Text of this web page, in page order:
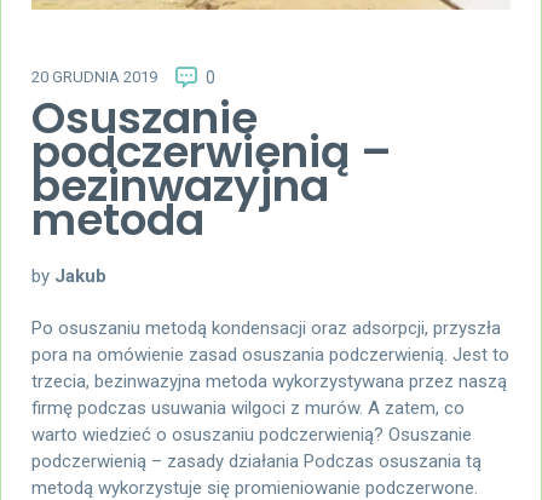
20 GRUDNIA 2019 0
Osuszanie
podczerwienią –
bezinwazyjna
metoda
by Jakub
Po osuszaniu metodą kondensacji oraz adsorpcji, przyszła
pora na omówienie zasad osuszania podczerwienią. Jest to
trzecia, bezinwazyjna metoda wykorzystywana przez naszą
firmę podczas usuwania wilgoci z murów. A zatem, co
warto wiedzieć o osuszaniu podczerwienią? Osuszanie
podczerwienią – zasady działania Podczas osuszania tą
metodą wykorzystuje się promieniowanie podczerwone.